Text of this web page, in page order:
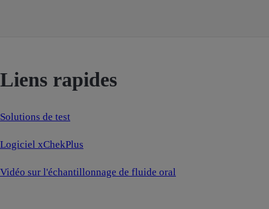
Liens rapides
Solutions de test
Logiciel xChekPlus
Vidéo sur l'échantillonnage de fluide oral